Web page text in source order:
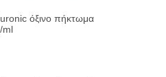
όξινο πήκτωμα
ml